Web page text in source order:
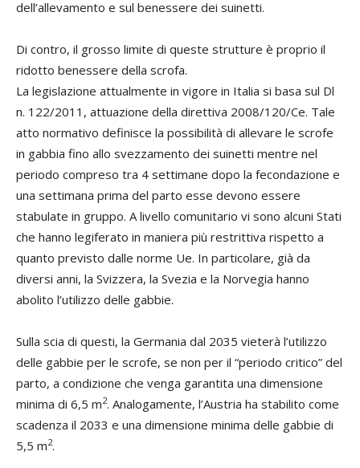
dell’allevamento e sul benessere dei suinetti.
Di contro, il grosso limite di queste strutture è proprio il
ridotto benessere della scrofa.
La legislazione attualmente in vigore in Italia si basa sul Dl
n. 122/2011, attuazione della direttiva 2008/120/Ce. Tale
atto normativo definisce la possibilità di allevare le scrofe
in gabbia fino allo svezzamento dei suinetti mentre nel
periodo compreso tra 4 settimane dopo la fecondazione e
una settimana prima del parto esse devono essere
stabulate in gruppo. A livello comunitario vi sono alcuni Stati
che hanno legiferato in maniera più restrittiva rispetto a
quanto previsto dalle norme Ue. In particolare, già da
diversi anni, la Svizzera, la Svezia e la Norvegia hanno
abolito l’utilizzo delle gabbie.
Sulla scia di questi, la Germania dal 2035 vieterà l’utilizzo
delle gabbie per le scrofe, se non per il “periodo critico” del
parto, a condizione che venga garantita una dimensione
minima di 6,5 m2. Analogamente, l’Austria ha stabilito come
scadenza il 2033 e una dimensione minima delle gabbie di
5,5 m2.